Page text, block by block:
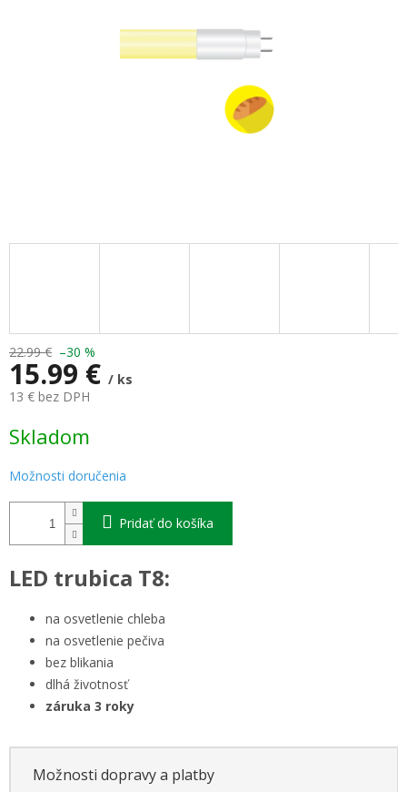
22.99 € –30 %
15.99 € / ks
13 € bez DPH
cena:
Skladom
Možnosti doručenia
Pridať do košíka
LED trubica T8:
na osvetlenie chleba
na osvetlenie pečiva
bez blikania
dlhá životnosť
záruka 3 roky
Možnosti dopravy a platby